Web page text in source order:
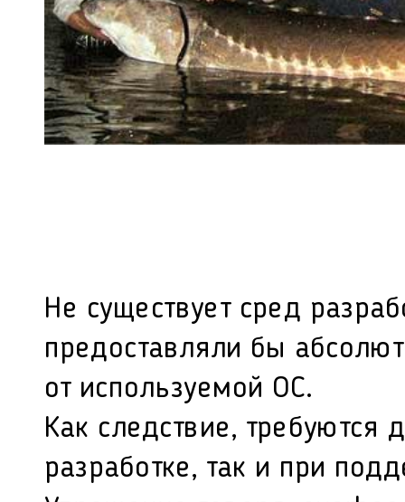
Не существует сред
предоставляли бы
от используемой ОС.
Как следствие, требуются
разработке, так и при